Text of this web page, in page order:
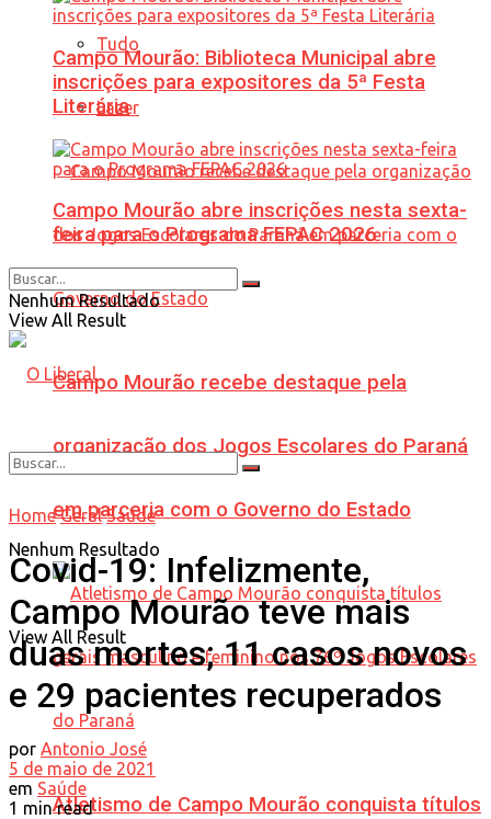
Tudo
Lazer
Campo Mourão recebe destaque pela
organização dos Jogos Escolares do Paraná
em parceria com o Governo do Estado
Atletismo de Campo Mourão conquista títulos
Campo Mourão: Biblioteca Municipal abre
inscrições para expositores da 5ª Festa
Literária
Campo Mourão abre inscrições nesta sexta-
feira para o Programa FEPAC 2026
Nenhum Resultado
View All Result
Nenhum Resultado
View All Result
Home Geral Saúde
Covid-19: Infelizmente,
Campo Mourão teve mais
duas mortes; 11 casos novos
e 29 pacientes recuperados
por Antonio José
5 de maio de 2021
em Saúde
1 min read